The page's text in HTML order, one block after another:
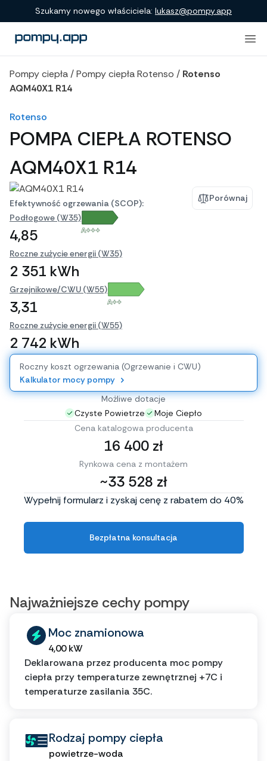
Porównanie produktów
Szukamy nowego właściciela: lukasz@pompy.app
Pompy ciepła /Pompy ciepła Rotenso / Rotenso
AQM40X1 R14
Rotenso
POMPA CIEPŁA ROTENSO
AQM40X1 R14
Porównaj
Efektywność ogrzewania (SCOP):
Podłogowe (W35)
4,85 A+++
Roczne zużycie energii (W35)
2 351 kWh
Grzejnikowe/CWU (W55)
3,31 A++
Roczne zużycie energii (W55)
2 742 kWh
Roczny koszt ogrzewania (Ogrzewanie i CWU)
Kalkulator mocy pompy
Możliwe dotacje
Czyste Powietrze
Moje Ciepło
Cena katalogowa producenta
16 400 zł
Rynkowa cena z montażem
~33 528 zł
Wypełnij formularz i zyskaj cenę z rabatem do 40%
Bezpłatna konsultacja
Najważniejsze cechy pompy
Moc znamionowa
4,00 kW
Deklarowana przez producenta moc pompy
ciepła przy temperaturze zewnętrznej +7C i
temperaturze zasilania 35C.
Rodzaj pompy ciepła
powietrze-woda